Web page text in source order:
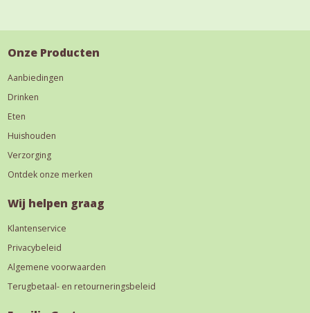
Onze Producten
Aanbiedingen
Drinken
Eten
Huishouden
Verzorging
Ontdek onze merken
Wij helpen graag
Klantenservice
Privacybeleid
Algemene voorwaarden
Terugbetaal- en retourneringsbeleid